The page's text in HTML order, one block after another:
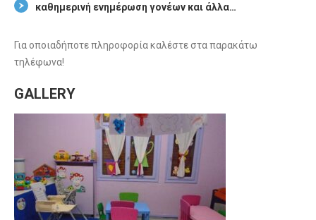
καθημερινή ενημέρωση γονέων και άλλα…
Για οποιαδήποτε πληροφορία καλέστε στα παρακάτω
τηλέφωνα!
GALLERY